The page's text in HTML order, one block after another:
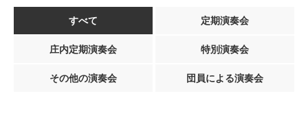
すべて 定期演奏会
庄内定期演奏会 特別演奏会
その他の演奏会 団員による演奏会